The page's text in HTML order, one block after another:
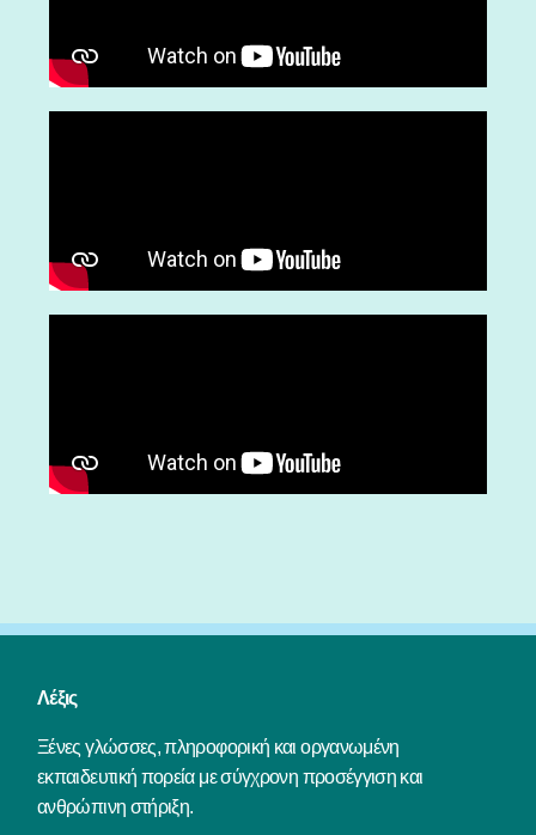
Λέξις
Ξένες γλώσσες, πληροφορική και οργανωμένη
εκπαιδευτική πορεία με σύγχρονη προσέγγιση και
ανθρώπινη στήριξη.